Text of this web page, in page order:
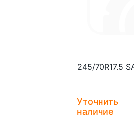
245/70R17.5
Уточнить
наличие